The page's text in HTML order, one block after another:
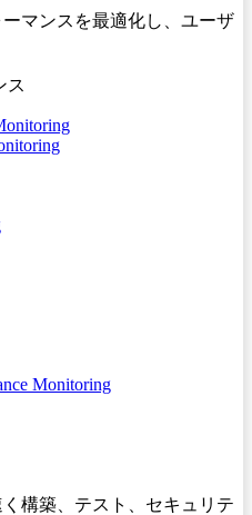
マンスを最適化し、ユーザ
ス
Monitoring
構築、テスト、セキュリテ